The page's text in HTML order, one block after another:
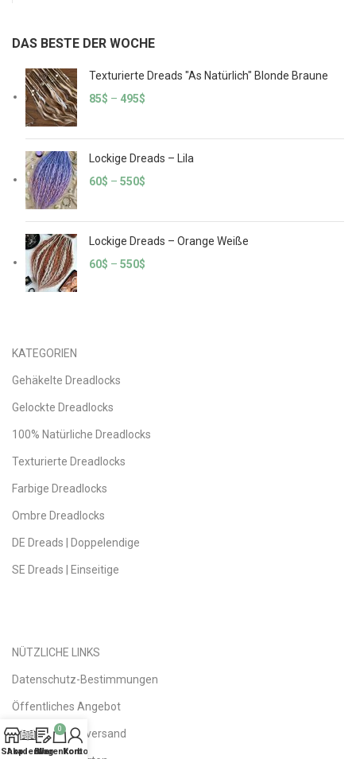
DAS BESTE DER WOCHE
Texturierte Dreads "As Natürlich" Blonde Braune
85$ – 495$
Lockige Dreads – Lila
60$ – 550$
Lockige Dreads – Orange Weiße
60$ – 550$
KATEGORIEN
Gehäkelte Dreadlocks
Gelockte Dreadlocks
100% Natürliche Dreadlocks
Texturierte Dreadlocks
Farbige Dreadlocks
Ombre Dreadlocks
DE Dreads | Doppelendige
SE Dreads | Einseitige
NÜTZLICHE LINKS
Datenschutz-Bestimmungen
Öffentliches Angebot
Versand | Rückversand
Shop
Akademie
Blog
0
Warenkorb
Konto